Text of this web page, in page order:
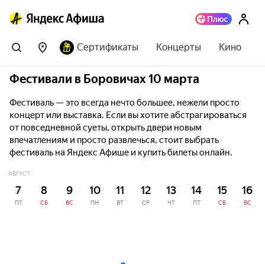
Сертификаты Концерты Кино
Фестивали в Боровичах 10 марта
Фестиваль — это всегда нечто большее, нежели просто
концерт или выставка. Если вы хотите абстрагироваться
от повседневной суеты, открыть двери новым
впечатлениям и просто развлечься, стоит выбрать
фестиваль на Яндекс Афише и купить билеты онлайн.
АВГУСТ
7
ПТ
8
СБ
9
ВС
10
ПН
11
ВТ
12
СР
13
ЧТ
14
ПТ
15
СБ
16
ВС